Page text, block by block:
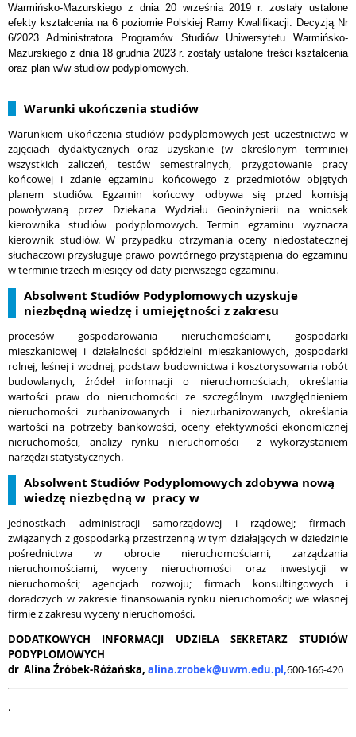
Warmińsko-Mazurskiego z dnia 20 września 2019 r. zostały ustalone
efekty kształcenia na 6 poziomie Polskiej Ramy Kwalifikacji. Decyzją Nr
6/2023 Administratora Programów Studiów Uniwersytetu Warmińsko-
Mazurskiego z dnia 18 grudnia 2023 r. zostały ustalone treści kształcenia
oraz plan w/w studiów podyplomowych.
Warunki ukończenia studiów
Warunkiem ukończenia studiów podyplomowych jest uczestnictwo w
zajęciach dydaktycznych oraz uzyskanie (w określonym terminie)
wszystkich zaliczeń, testów semestralnych, przygotowanie pracy
końcowej i zdanie egzaminu końcowego z przedmiotów objętych
planem studiów. Egzamin końcowy odbywa się przed komisją
powoływaną przez Dziekana Wydziału Geoinżynierii na wniosek
kierownika studiów podyplomowych. Termin egzaminu wyznacza
kierownik studiów. W przypadku otrzymania oceny niedostatecznej
słuchaczowi przysługuje prawo powtórnego przystąpienia do egzaminu
w terminie trzech miesięcy od daty pierwszego egzaminu.
Absolwent Studiów Podyplomowych uzyskuje
niezbędną wiedzę i umiejętności z zakresu
procesów gospodarowania nieruchomościami, gospodarki
mieszkaniowej i działalności spółdzielni mieszkaniowych, gospodarki
rolnej, leśnej i wodnej, podstaw budownictwa i kosztorysowania robót
budowlanych, źródeł informacji o nieruchomościach, określania
wartości praw do nieruchomości ze szczególnym uwzględnieniem
nieruchomości zurbanizowanych i niezurbanizowanych, określania
wartości na potrzeby bankowości, oceny efektywności ekonomicznej
nieruchomości, analizy rynku nieruchomości z wykorzystaniem
narzędzi statystycznych.
Absolwent Studiów Podyplomowych zdobywa nową
wiedzę niezbędną w pracy w
jednostkach administracji samorządowej i rządowej; firmach
związanych z gospodarką przestrzenną w tym działających w dziedzinie
pośrednictwa w obrocie nieruchomościami, zarządzania
nieruchomościami, wyceny nieruchomości oraz inwestycji w
nieruchomości; agencjach rozwoju; firmach konsultingowych i
doradczych w zakresie finansowania rynku nieruchomości; we własnej
firmie z zakresu wyceny nieruchomości.
DODATKOWYCH INFORMACJI UDZIELA SEKRETARZ STUDIÓW
PODYPLOMOWYCH
dr Alina Źróbek-Różańska, alina.zrobek@uwm.edu.pl,600-166-420
.